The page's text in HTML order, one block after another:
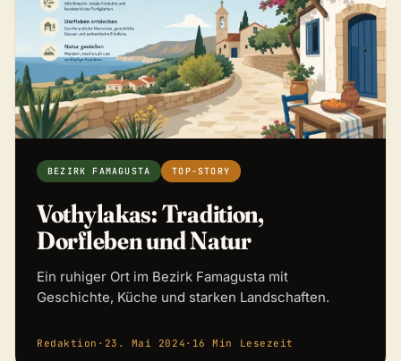
BEZIRK FAMAGUSTA TOP-STORY
Vothylakas: Tradition,
Dorfleben und Natur
Ein ruhiger Ort im Bezirk Famagusta mit
Geschichte, Küche und starken Landschaften.
Redaktion · 23. Mai 2024 · 16 Min Lesezeit